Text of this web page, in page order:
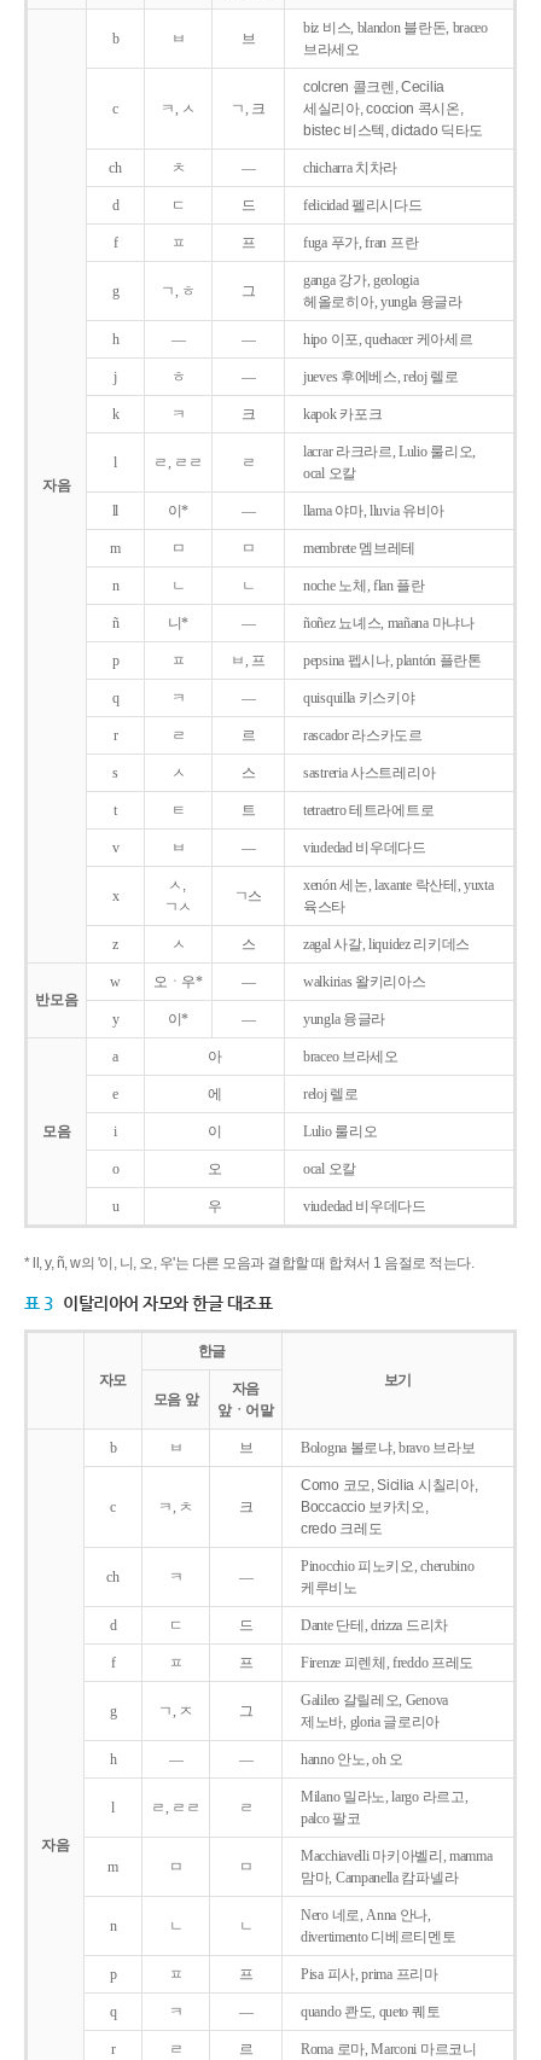
자음
b ㅂ 브
biz 비스, blandon 블란돈, braceo
브라세오
c ㅋ, ㅅ ㄱ, 크
colcren 콜크렌, Cecilia
세실리아, coccion 콕시온,
bistec 비스텍, dictado 딕타도
ch ㅊ ― chicharra 치차라
d ㄷ 드 felicidad 펠리시다드
f ㅍ 프 fuga 푸가, fran 프란
g ㄱ, ㅎ 그
ganga 강가, geologia
헤올로히아, yungla 융글라
h ― ― hipo 이포, quehacer 케아세르
j ㅎ ― jueves 후에베스, reloj 렐로
k ㅋ 크 kapok 카포크
l ㄹ, ㄹㄹ ㄹ
lacrar 라크라르, Lulio 룰리오,
ocal 오칼
ll 이* ― llama 야마, lluvia 유비아
m ㅁ ㅁ membrete 멤브레테
n ㄴ ㄴ noche 노체, flan 플란
ñ 니* ― ñoñez 뇨녜스, mañana 마냐나
p ㅍ ㅂ, 프 pepsina 펩시나, plantón 플란톤
q ㅋ ― quisquilla 키스키야
r ㄹ 르 rascador 라스카도르
s ㅅ 스 sastreria 사스트레리아
t ㅌ 트 tetraetro 테트라에트로
v ㅂ ― viudedad 비우데다드
x
ㅅ,
ㄱㅅ
ㄱ스
xenón 세논, laxante 락산테, yuxta
육스타
z ㅅ 스 zagal 사갈, liquidez 리키데스
반모음
w 오ㆍ우* ― walkirias 왈키리아스
y 이* ― yungla 융글라
모음
a 아 braceo 브라세오
e 에 reloj 렐로
i 이 Lulio 룰리오
o 오 ocal 오칼
u 우 viudedad 비우데다드
* ll, y, ñ, w의 '이, 니, 오, 우'는 다른 모음과 결합할 때 합쳐서 1 음절로 적는다.
표 3 이탈리아어 자모와 한글 대조표
자모
한글
보기
모음 앞
자음
앞ㆍ어말
자음
b ㅂ 브 Bologna 볼로냐, bravo 브라보
c ㅋ, ㅊ 크
Como 코모, Sicilia 시칠리아,
Boccaccio 보카치오,
credo 크레도
ch ㅋ ―
Pinocchio 피노키오, cherubino
케루비노
d ㄷ 드 Dante 단테, drizza 드리차
f ㅍ 프 Firenze 피렌체, freddo 프레도
g ㄱ, ㅈ 그
Galileo 갈릴레오, Genova
제노바, gloria 글로리아
h ― ― hanno 안노, oh 오
l ㄹ, ㄹㄹ ㄹ
Milano 밀라노, largo 라르고,
palco 팔코
m ㅁ ㅁ
Macchiavelli 마키아벨리, mamma
맘마, Campanella 캄파넬라
n ㄴ ㄴ
Nero 네로, Anna 안나,
divertimento 디베르티멘토
p ㅍ 프 Pisa 피사, prima 프리마
q ㅋ ― quando 콴도, queto 퀘토
r ㄹ 르 Roma 로마, Marconi 마르코니